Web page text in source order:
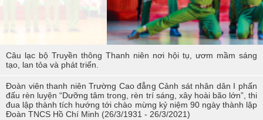
Câu lạc bộ Truyền thông Thanh niên nơi hội tụ, ươm mầm sáng
tạo, lan tỏa và phát triển.
Đoàn viên thanh niên Trường Cao đẳng Cảnh sát nhân dân I phấn
đấu rèn luyện “Dưỡng tâm trong, rèn trí sáng, xây hoài bão lớn”, thi
đua lập thành tích hướng tới chào mừng kỷ niệm 90 ngày thành lập
Đoàn TNCS Hồ Chí Minh (26/3/1931 - 26/3/2021)